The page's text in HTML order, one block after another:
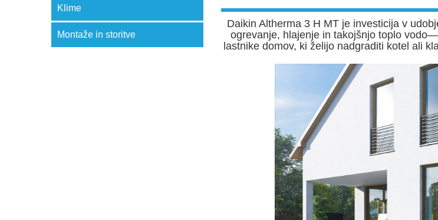
Klime
Montaže in storitve
Daikin Altherma 3 H MT je investicija v
ogrevanje, hlajenje in takojšnjo toplo
lastnike domov, ki želijo nadgraditi kotel ali